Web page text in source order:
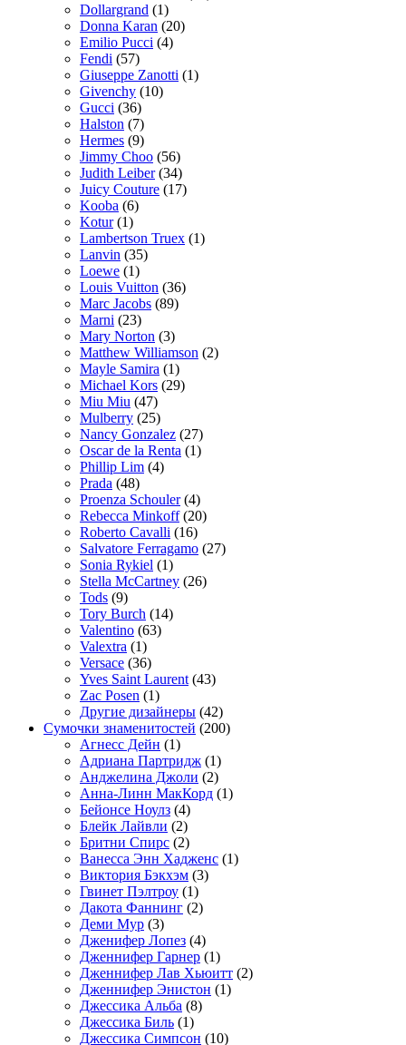
Dollargrand (1)
Donna Karan (20)
Emilio Pucci (4)
Fendi (57)
Giuseppe Zanotti (1)
Givenchy (10)
Gucci (36)
Halston (7)
Hermes (9)
Jimmy Choo (56)
Judith Leiber(34)
Juicy Couture (17)
Kooba (6)
Kotur(1)
Lambertson Truex (1)
Lanvin (35)
Loewe (1)
Louis Vuitton (36)
Marc Jacobs (89)
Marni (23)
Mary Norton (3)
Matthew Williamson (2)
Mayle Samira (1)
Michael Kors (29)
Miu Miu (47)
Mulberry (25)
Nancy Gonzalez (27)
Oscar de la Renta (1)
Phillip Lim (4)
Prada (48)
Proenza Schouler(4)
Rebecca Minkoff(20)
Roberto Cavalli (16)
Salvatore Ferragamo (27)
Sonia Rykiel (1)
Stella McCartney (26)
Tods (9)
Tory Burch (14)
Valentino (63)
Valextra (1)
Versace (36)
Yves Saint Laurent (43)
Zac Posen (1)
Другие дизайнеры (42)
Сумочки знаменитостей (200)
Агнесс Дейн (1)
Адриана Партридж (1)
Анджелина Джоли (2)
Анна-Линн МакКорд (1)
Бейонсе Ноулз (4)
Блейк Лайвли (2)
Бритни Спирс (2)
Ванесса Энн Хадженс (1)
Виктория Бэкхэм (3)
Гвинет Пэлтроу (1)
Дакота Фаннинг (2)
Деми Мур (3)
Дженифер Лопез (4)
Дженнифер Гарнер (1)
Дженнифер Лав Хьюитт (2)
Дженнифер Энистон (1)
Джессика Альба (8)
Джессика Биль (1)
Джессика Симпсон (10)